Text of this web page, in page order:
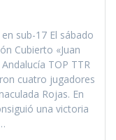
sub-17 El sábado
Cubierto «Juan
TOP TTR
cuatro jugadores
Rojas. En
una victoria